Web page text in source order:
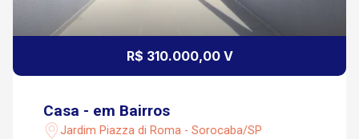
R$ 310.000,00 V
Casa - em Bairros
Jardim Piazza di Roma - Sorocaba/SP